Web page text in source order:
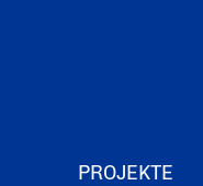
PROJEKTE